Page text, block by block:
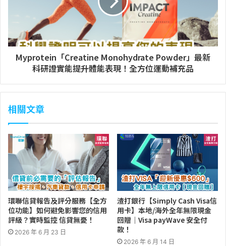
Myprotein「Creatine Monohydrate Powder」最新
科研證實能提升體能表現！全方位運動補充品
相關文章
環聯信貸報告及評分服務【全方
位功能】如何避免影響您的信用
評級？實時監控 信貸無憂！
2026 年 6 月 23 日
渣打銀行【Simply Cash Visa信
用卡】本地/海外全年無限現金
回贈｜Visa payWave 安全付
款！
2026 年 6 月 14 日